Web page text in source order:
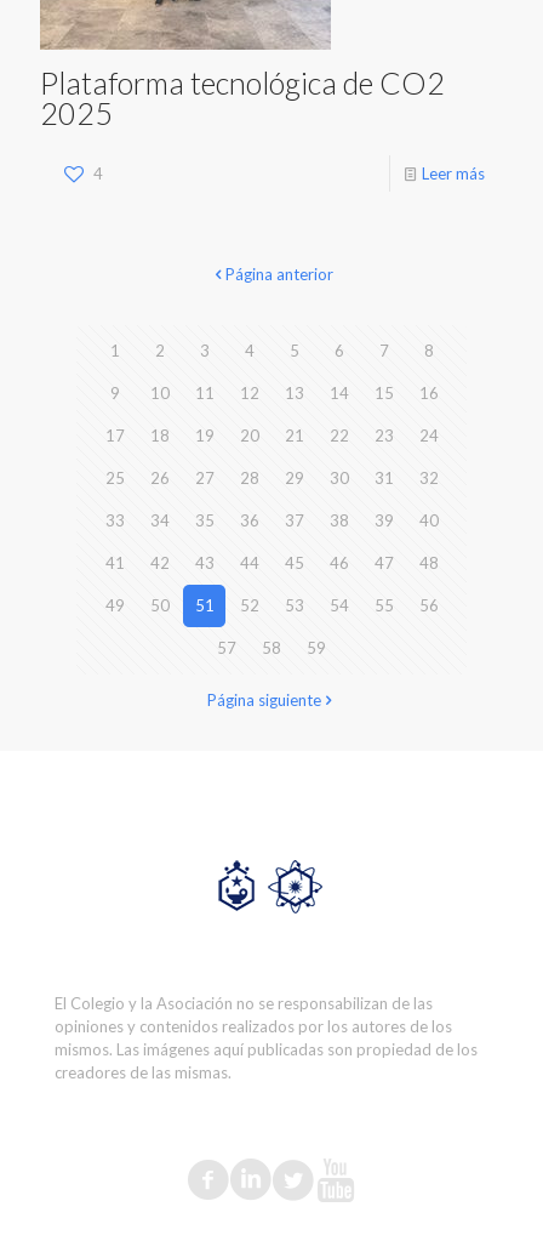
Plataforma tecnológica de CO2
2025
4 Leer más
Página anterior
1 2 3 4 5 6 7 8
9 10 11 12 13 14 15 16
17 18 19 20 21 22 23 24
25 26 27 28 29 30 31 32
33 34 35 36 37 38 39 40
41 42 43 44 45 46 47 48
49 50 51 52 53 54 55 56
57 58 59
Página siguiente
El Colegio y la Asociación no se responsabilizan de las
opiniones y contenidos realizados por los autores de los
mismos. Las imágenes aquí publicadas son propiedad de los
creadores de las mismas.